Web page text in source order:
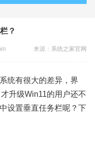
？
来源： 系统之家官网
有很大的差异，界
升级Win11的用户还不
设置垂直任务栏呢？下